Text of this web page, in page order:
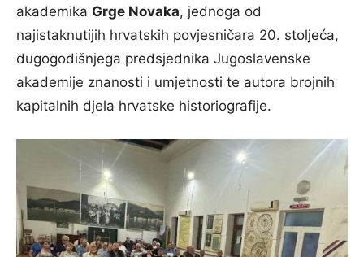
akademika Grge Novaka, jednoga od
najistaknutijih hrvatskih povjesničara 20. stoljeća,
dugogodišnjega predsjednika Jugoslavenske
akademije znanosti i umjetnosti te autora brojnih
kapitalnih djela hrvatske historiografije.